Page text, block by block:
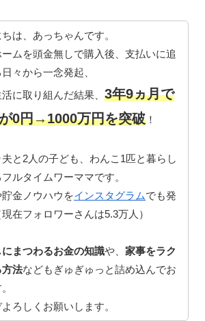
は、あっちゃんです。
ームを頭金無しで購入後、支払いに追
々から一念発起、
に取り組んだ結果、 3年9ヵ月で
0円→1000万円を突破 ！
と2人の子ども、わんこ1匹と暮らし
ルタイムワーママです。
金ノウハウをインスタグラムでも発
在フォロワーさんは5.3万人）
まつわるお金の知識や、 家事をラク
方法などもぎゅぎゅっと詰め込んでお
ろしくお願いします。